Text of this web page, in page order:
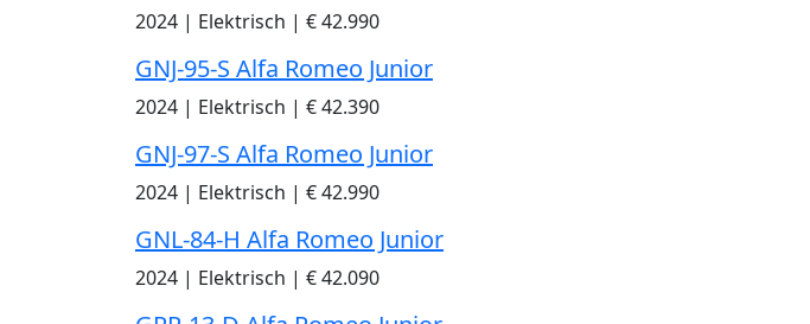
2024 | Elektrisch | € 42.990
GNJ-95-S Alfa Romeo Junior
2024 | Elektrisch | € 42.390
GNJ-97-S Alfa Romeo Junior
2024 | Elektrisch | € 42.990
GNL-84-H Alfa Romeo Junior
2024 | Elektrisch | € 42.090